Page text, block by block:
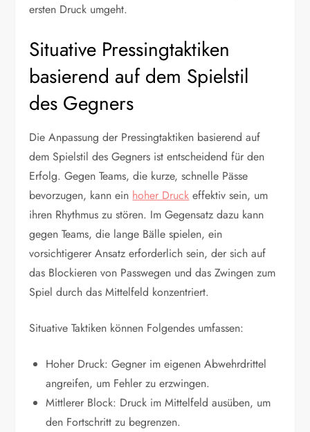
ersten Druck umgeht.
Situative Pressingtaktiken
basierend auf dem Spielstil
des Gegners
Die Anpassung der Pressingtaktiken basierend auf
dem Spielstil des Gegners ist entscheidend für den
Erfolg. Gegen Teams, die kurze, schnelle Pässe
bevorzugen, kann ein hoher Druck effektiv sein, um
ihren Rhythmus zu stören. Im Gegensatz dazu kann
gegen Teams, die lange Bälle spielen, ein
vorsichtigerer Ansatz erforderlich sein, der sich auf
das Blockieren von Passwegen und das Zwingen zum
Spiel durch das Mittelfeld konzentriert.
Situative Taktiken können Folgendes umfassen:
Hoher Druck: Gegner im eigenen Abwehrdrittel
angreifen, um Fehler zu erzwingen.
Mittlerer Block: Druck im Mittelfeld ausüben, um
den Fortschritt zu begrenzen.